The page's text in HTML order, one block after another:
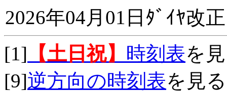
2026年04月01日ﾀﾞｲﾔ改正
[1] 【土日祝】 時刻表を
[9]逆方向の時刻表を見る